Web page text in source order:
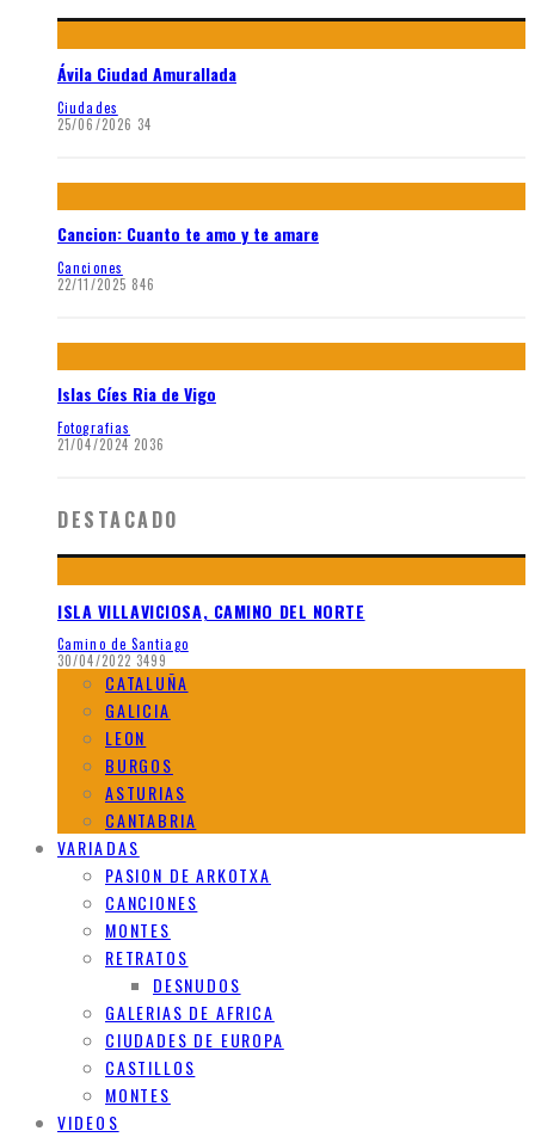
Ávila Ciudad Amurallada
Ciudades
25/06/2026 34
Cancion: Cuanto te amo y te amare
Canciones
22/11/2025 846
Islas Cíes Ria de Vigo
Fotografias
21/04/2024 2036
DESTACADO
ISLA VILLAVICIOSA, CAMINO DEL NORTE
Camino de Santiago
30/04/2022 3499
CATALUÑA
GALICIA
LEON
BURGOS
ASTURIAS
CANTABRIA
VARIADAS
PASION DE ARKOTXA
CANCIONES
MONTES
RETRATOS
DESNUDOS
GALERIAS DE AFRICA
CIUDADES DE EUROPA
CASTILLOS
MONTES
VIDEOS